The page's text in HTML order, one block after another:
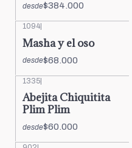
desde$384.000
1094
Masha y el oso
desde$68.000
1335|
Abejita Chiquitita
Plim Plim
desde$60.000